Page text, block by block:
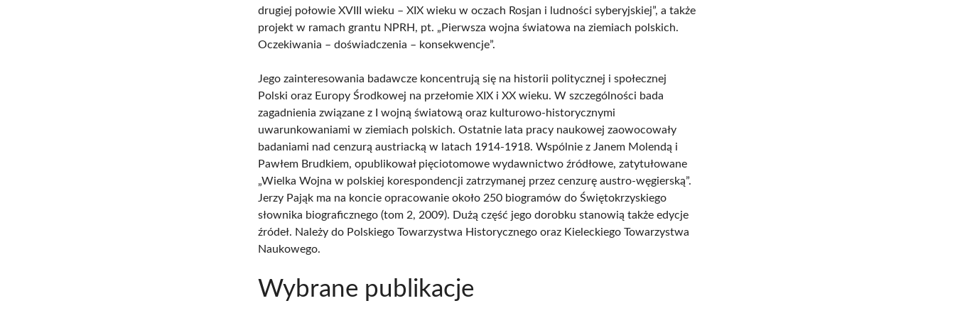
drugiej połowie XVIII wieku – XIX wieku w oczach Rosjan i ludności syberyjskiej”, a także
projekt w ramach grantu NPRH, pt. „Pierwsza wojna światowa na ziemiach polskich.
Oczekiwania – doświadczenia – konsekwencje”.
Jego zainteresowania badawcze koncentrują się na historii politycznej i społecznej
Polski oraz Europy Środkowej na przełomie XIX i XX wieku. W szczególności bada
zagadnienia związane z I wojną światową oraz kulturowo-historycznymi
uwarunkowaniami w ziemiach polskich. Ostatnie lata pracy naukowej zaowocowały
badaniami nad cenzurą austriacką w latach 1914-1918. Wspólnie z Janem Molendą i
Pawłem Brudkiem, opublikował pięciotomowe wydawnictwo źródłowe, zatytułowane
„Wielka Wojna w polskiej korespondencji zatrzymanej przez cenzurę austro-węgierską”.
Jerzy Pająk ma na koncie opracowanie około 250 biogramów do Świętokrzyskiego
słownika biograficznego (tom 2, 2009). Dużą część jego dorobku stanowią także edycje
źródeł. Należy do Polskiego Towarzystwa Historycznego oraz Kieleckiego Towarzystwa
Naukowego.
Wybrane publikacje